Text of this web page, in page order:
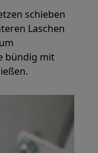
schieben
Laschen
bündig mit